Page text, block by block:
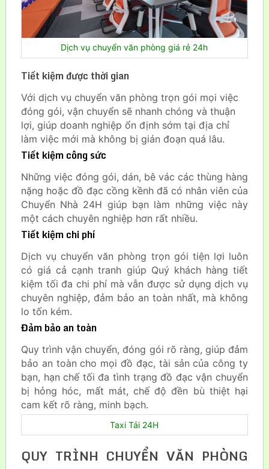
Dịch vụ chuyển văn phòng giá rẻ 24h
Tiết kiệm được thời gian
Với dịch vụ chuyển văn phòng trọn gói mọi việc
đóng gói, vận chuyển sẽ nhanh chóng và thuận
lợi, giúp doanh nghiệp ổn định sớm tại địa chỉ
làm việc mới mà không bị gián đoạn quá lâu.
Tiết kiệm công sức
Những việc đóng gói, dán, bê vác các thùng hàng
nặng hoặc đồ đạc cồng kềnh đã có nhân viên của
Chuyển Nhà 24H giúp bạn làm những việc này
một cách chuyên nghiệp hơn rất nhiều.
Tiết kiệm chi phí
Dịch vụ chuyển văn phòng trọn gói tiện lợi luôn
có giá cả cạnh tranh giúp Quý khách hàng tiết
kiệm tối đa chi phí mà vẫn được sử dụng dịch vụ
chuyên nghiệp, đảm bảo an toàn nhất, mà không
lo tốn kém.
Đảm bảo an toàn
Quy trình vận chuyển, đóng gói rõ ràng, giúp đảm
bảo an toàn cho mọi đồ đạc, tài sản của công ty
bạn, hạn chế tối đa tình trạng đồ đạc vận chuyển
bị hỏng hóc, mất mát, chế độ đền bù thiệt hại
cam kết rõ ràng, minh bạch.
Taxi Tải 24H
QUY TRÌNH CHUYỂN VĂN PHÒNG